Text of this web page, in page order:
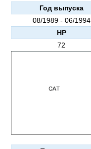
08/1989 - 06/1994
Год выпуска
72
HP